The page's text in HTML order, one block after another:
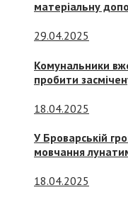
матеріальну
29.04.2025
Комунальники
пробити
18.04.2025
У Броварській
мовчання
18.04.2025